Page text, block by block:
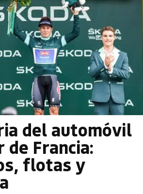
del automóvil
de Francia:
flotas y